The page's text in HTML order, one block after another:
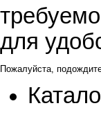
для
Пожалуйста,